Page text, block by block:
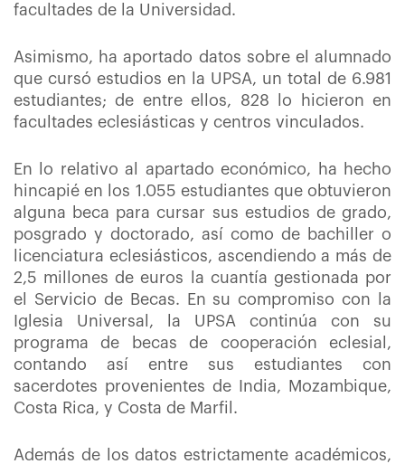
facultades de la Universidad.
Asimismo, ha aportado datos sobre el alumnado
que cursó estudios en la UPSA, un total de 6.981
estudiantes; de entre ellos, 828 lo hicieron en
facultades eclesiásticas y centros vinculados.
En lo relativo al apartado económico, ha hecho
hincapié en los 1.055 estudiantes que obtuvieron
alguna beca para cursar sus estudios de grado,
posgrado y doctorado, así como de bachiller o
licenciatura eclesiásticos, ascendiendo a más de
2,5 millones de euros la cuantía gestionada por
el Servicio de Becas. En su compromiso con la
Iglesia Universal, la UPSA continúa con su
programa de becas de cooperación eclesial,
contando así entre sus estudiantes con
sacerdotes provenientes de India, Mozambique,
Costa Rica, y Costa de Marfil.
Además de los datos estrictamente académicos,